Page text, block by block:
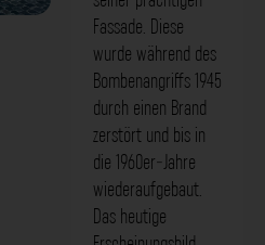
Fassade. Diese
wurde während des
Bombenangriffs 1945
durch einen Brand
zerstört und bis in
die 1960er-Jahre
wiederaufgebaut.
Das heutige